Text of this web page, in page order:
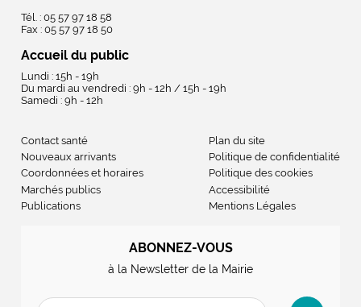
Tél. : 05 57 97 18 58
Fax : 05 57 97 18 50
Accueil du public
Lundi : 15h - 19h
Du mardi au vendredi : 9h - 12h / 15h - 19h
Samedi : 9h - 12h
Contact santé
Nouveaux arrivants
Coordonnées et horaires
Marchés publics
Publications
Plan du site
Politique de confidentialité
Politique des cookies
Accessibilité
Mentions Légales
ABONNEZ-VOUS
à la Newsletter de la Mairie